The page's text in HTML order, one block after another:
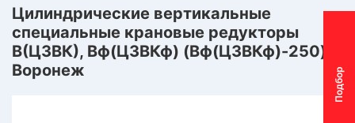
П
о
д
б
о
р
м
о
т
о
р
-
р
е
д
у
к
т
о
р
Цилиндрические вертикальные
специальные крановые редукторы
В(Ц3ВК), Вф(Ц3ВКф) (Вф(Ц3ВКф)-250) |
Воронеж